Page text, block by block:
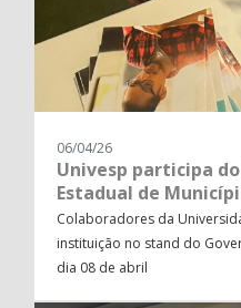
06/04/26
Univesp participa do
Estadual de
Colaboradores da
instituição no stand do
dia 08 de abril